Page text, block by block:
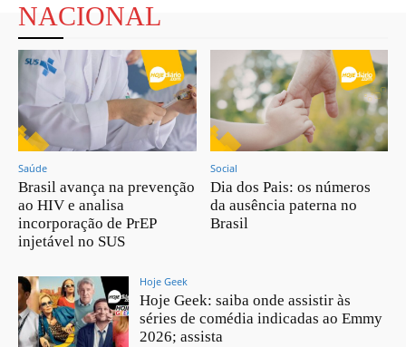
NACIONAL
Saúde
Brasil avança na prevenção
ao HIV e analisa
incorporação de PrEP
injetável no SUS
Social
Dia dos Pais: os números
da ausência paterna no
Brasil
Hoje Geek
Hoje Geek: saiba onde assistir às
séries de comédia indicadas ao Emmy
2026; assista